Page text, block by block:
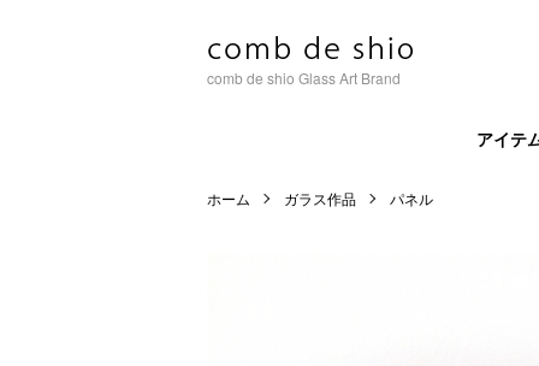
comb de shio Glass Art Brand
アイテ
ホーム ガラス作品 パネル